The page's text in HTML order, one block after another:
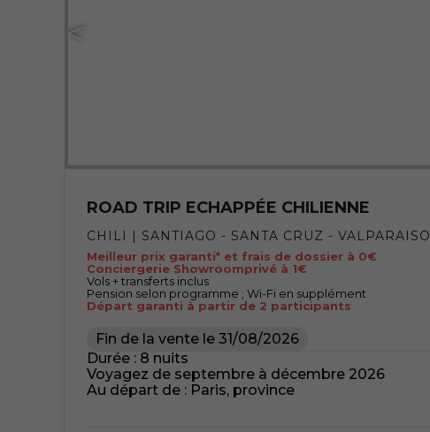
ROAD TRIP ECHAPPÉE CHILIENNE
CHILI | SANTIAGO - SANTA CRUZ - VALPARAISO
Meilleur prix garanti* et frais de dossier à 0€
Conciergerie Showroomprivé à 1€
Vols + transferts inclus
Pension selon programme ; Wi-Fi en supplément
Départ garanti à partir de 2 participants
Fin de la vente le 31/08/2026
Durée : 8 nuits
Voyagez de septembre à décembre 2026
Au départ de : Paris, province